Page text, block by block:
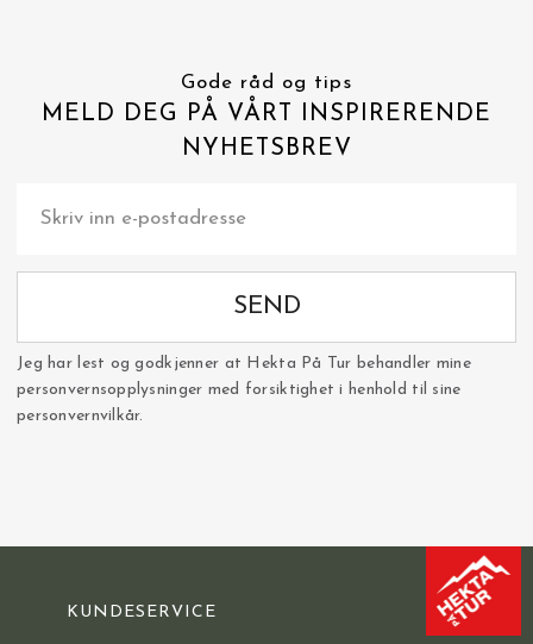
Gode råd og tips
MELD DEG PÅ VÅRT INSPIRERENDE
NYHETSBREV
SEND
Jeg har lest og godkjenner at Hekta På Tur behandler mine
personvernsopplysninger med forsiktighet i henhold til sine
personvernvilkår.
KUNDESERVICE